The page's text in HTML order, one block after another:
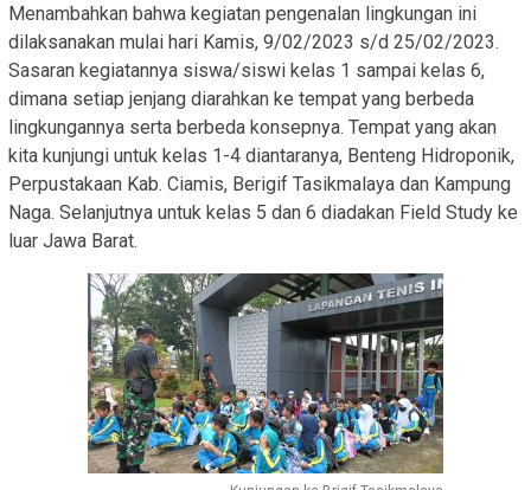
Menambahkan bahwa kegiatan pengenalan lingkungan ini
dilaksanakan mulai hari Kamis, 9/02/2023 s/d 25/02/2023.
Sasaran kegiatannya siswa/siswi kelas 1 sampai kelas 6,
dimana setiap jenjang diarahkan ke tempat yang berbeda
lingkungannya serta berbeda konsepnya. Tempat yang akan
kita kunjungi untuk kelas 1-4 diantaranya, Benteng Hidroponik,
Perpustakaan Kab. Ciamis, Berigif Tasikmalaya dan Kampung
Naga. Selanjutnya untuk kelas 5 dan 6 diadakan Field Study ke
luar Jawa Barat.